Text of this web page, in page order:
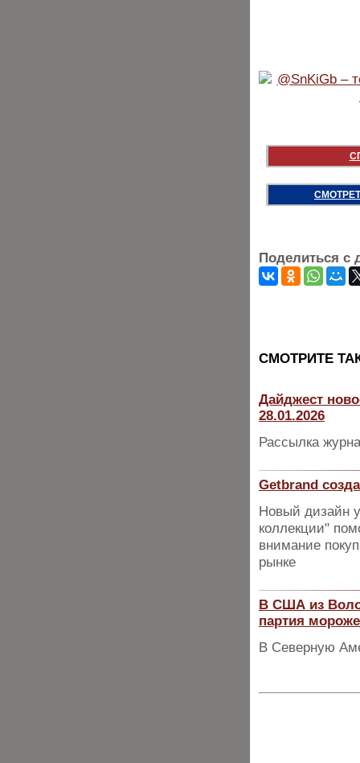
Поделиться с
CМОТРИТЕ
Дайджест
28.01.2026
Рассылка
Getbrand
Новый дизайн
коллекции"
внимание
рынке
В США из
партия
В Северную